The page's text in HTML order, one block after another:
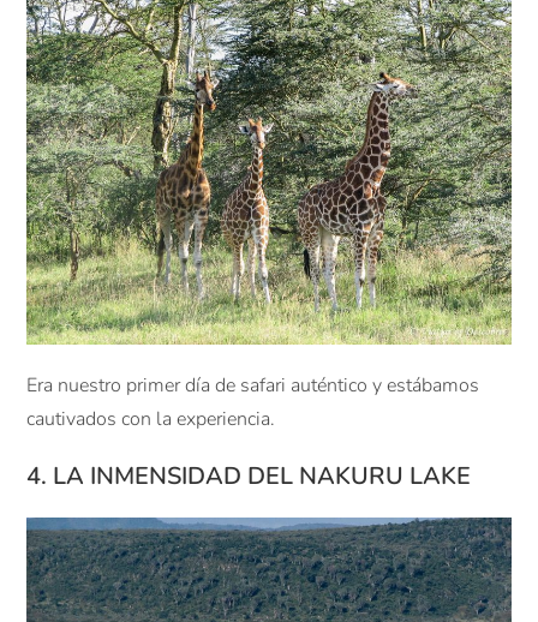
Era nuestro primer día de safari auténtico y estábamos
cautivados con la experiencia.
4. LA INMENSIDAD DEL NAKURU LAKE